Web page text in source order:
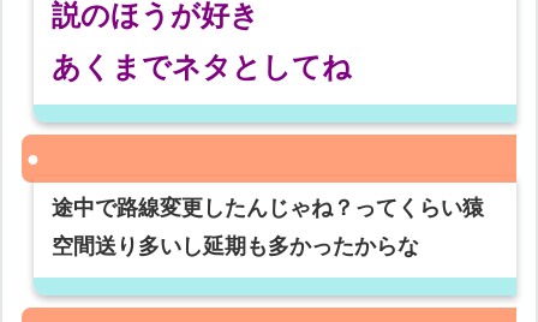
説のほうが好き
あくまでネタとしてね
途中で路線変更したんじゃね？ってくらい猿
空間送り多いし延期も多かったからな